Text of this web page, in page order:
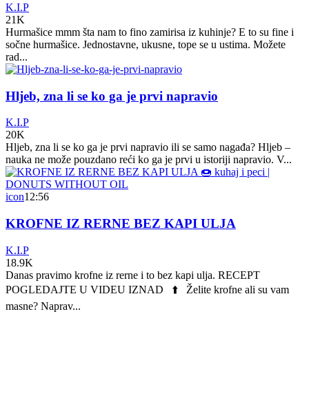
K.I.P
21K
Hurmašice mmm šta nam to fino zamirisa iz kuhinje? E to su fine i
sočne hurmašice. Jednostavne, ukusne, tope se u ustima. Možete
rad...
Hljeb, zna li se ko ga je prvi napravio
K.I.P
20K
Hljeb, zna li se ko ga je prvi napravio ili se samo nagađa? Hljeb –
nauka ne može pouzdano reći ko ga je prvi u istoriji napravio. V...
icon12:56
KROFNE IZ RERNE BEZ KAPI ULJA
K.I.P
18.9K
Danas pravimo krofne iz rerne i to bez kapi ulja. RECEPT
POGLEDAJTE U VIDEU IZNAD ⬆️ Želite krofne ali su vam
masne? Naprav...